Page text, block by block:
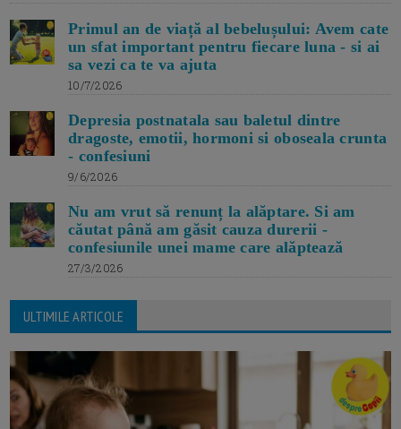
Primul an de viață al bebelușului: Avem cate
un sfat important pentru fiecare luna - si ai
sa vezi ca te va ajuta
10/7/2026
Depresia postnatala sau baletul dintre
dragoste, emotii, hormoni si oboseala crunta
- confesiuni
9/6/2026
Nu am vrut să renunț la alăptare. Si am
căutat până am găsit cauza durerii -
confesiunile unei mame care alăptează
27/3/2026
ULTIMILE ARTICOLE